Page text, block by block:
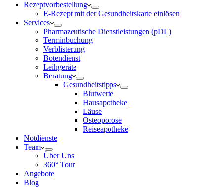
Rezeptvorbestellung
E-Rezept mit der Gesundheitskarte einlösen
Services
Pharmazeutische Dienstleistungen (pDL)
Terminbuchung
Verblisterung
Botendienst
Leihgeräte
Beratung
Gesundheitstipps
Blutwerte
Hausapotheke
Läuse
Osteoporose
Reiseapotheke
Notdienste
Team
Über Uns
360° Tour
Angebote
Blog